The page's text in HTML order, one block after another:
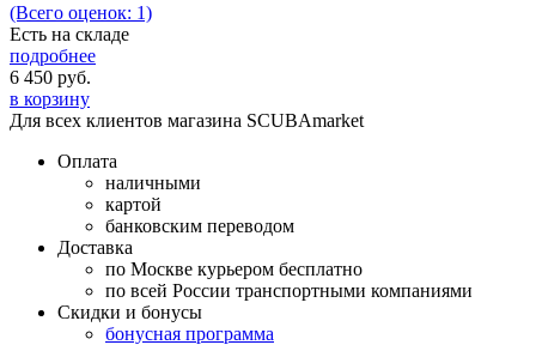
(Всего оценок: 1)
Есть на складе
подробнее
6 450 руб.
в корзину
Для всех клиентов магазина SCUBAmarket
Оплата
наличными
картой
банковским переводом
Доставка
по Москве курьером бесплатно
по всей России транспортными компаниями
Скидки и бонусы
бонусная программа